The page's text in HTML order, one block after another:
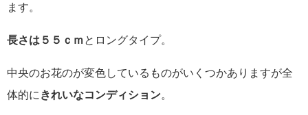
ます。
長さは５５ｃｍとロングタイプ。
中央のお花のが変色しているものがいくつかありますが全
体的に きれいなコンディション。